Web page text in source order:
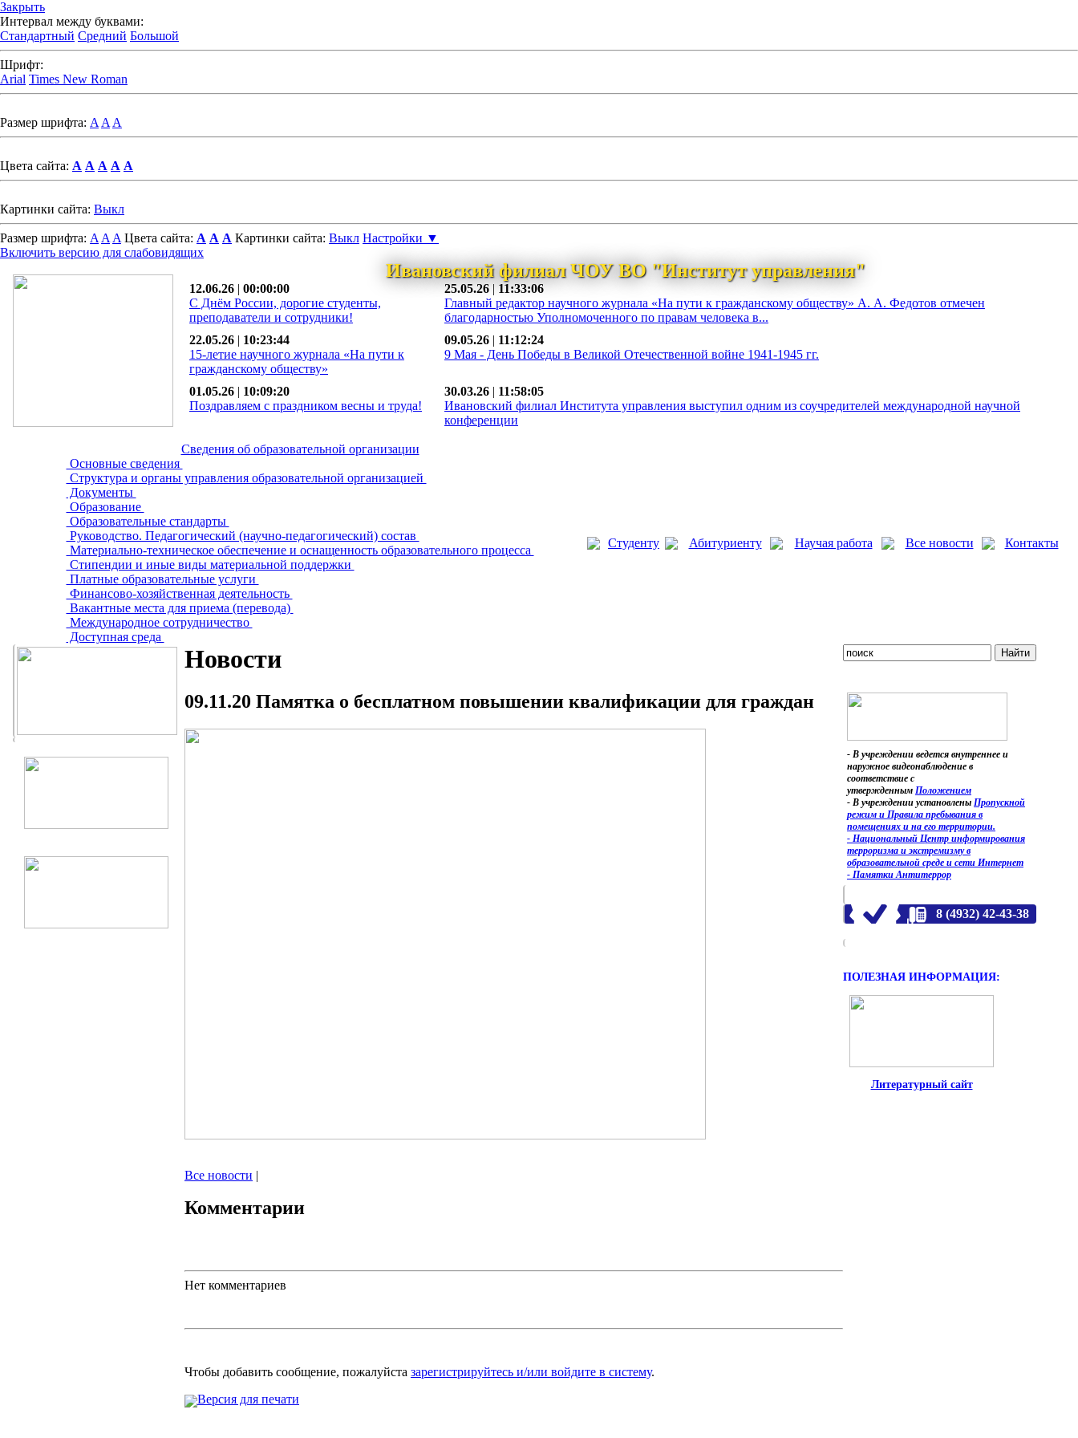
Закрыть
Интервал между буквами:
Стандартный Средний Большой
Шрифт:
Arial Times New Roman
Размер шрифта: A A A
Цвета сайта: A A A A A
Картинки сайта: Выкл
Размер шрифта: A A A Цвета сайта: A A A Картинки сайта: Выкл Настройки ▼
Включить версию для слабовидящих
Ивановский филиал ЧОУ ВО "Институт управления"
12.06.26 | 00:00:00
С Днём России, дорогие студенты,
преподаватели и сотрудники!
25.05.26 | 11:33:06
Главный редактор научного журнала «На пути к гражданскому обществу» А. А. Федотов отмечен
благодарностью Уполномоченного по правам человека в...
22.05.26 | 10:23:44
15-летие научного журнала «На пути к
гражданскому обществу»
09.05.26 | 11:12:24
9 Мая - День Победы в Великой Отечественной войне 1941-1945 гг.
01.05.26 | 10:09:20
Поздравляем с праздником весны и труда!
30.03.26 | 11:58:05
Ивановский филиал Института управления выступил одним из соучредителей международной научной
конференции
Сведения об образовательной организации
Основные сведения
Структура и органы управления образовательной организацией
Документы
Образование
Образовательные стандарты
Руководство. Педагогический (научно-педагогический) состав
Материально-техническое обеспечение и оснащенность образовательного процесса
Стипендии и иные виды материальной поддержки
Платные образовательные услуги
Финансово-хозяйственная деятельность
Вакантные места для приема (перевода)
Международное сотрудничество
Доступная среда
Студенту Абитуриенту Научая работа Все новости Контакты
Новости
09.11.20 Памятка о бесплатном повышении квалификации для граждан
Все новости |
Комментарии
Нет комментариев
Чтобы добавить сообщение, пожалуйста зарегистрируйтесь и/или войдите в систему.
Версия для печати
- В учреждении ведется внутреннее и
наружное видеонаблюдение в
соответствие с
утвержденным Положением
- В учреждении установлены Пропускной
режим и Правила пребывания в
помещениях и на его территории.
- Национальный Центр информирования
терроризма и экстремизму в
образовательной среде и сети Интернет
- Памятки Антитеррор
8 (4932) 42-43-38
ПОЛЕЗНАЯ ИНФОРМАЦИЯ:
Литературный сайт